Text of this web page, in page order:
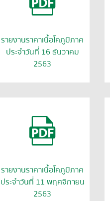
รายงานราคาเนื้อโคภูมิภาค
ประจำวันที่ 16 ธันวาคม
2563
รายงานราคาเนื้อโคภูมิภาค
ประจำวันที่ 11 พฤศจิกายน
2563